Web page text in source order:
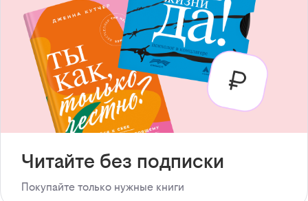
Читайте без подписки
Покупайте только нужные книги